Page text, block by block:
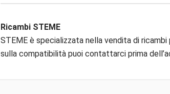
Ricambi STEME
STEME è specializzata nella vendita di
sulla compatibilità puoi contattarci prima